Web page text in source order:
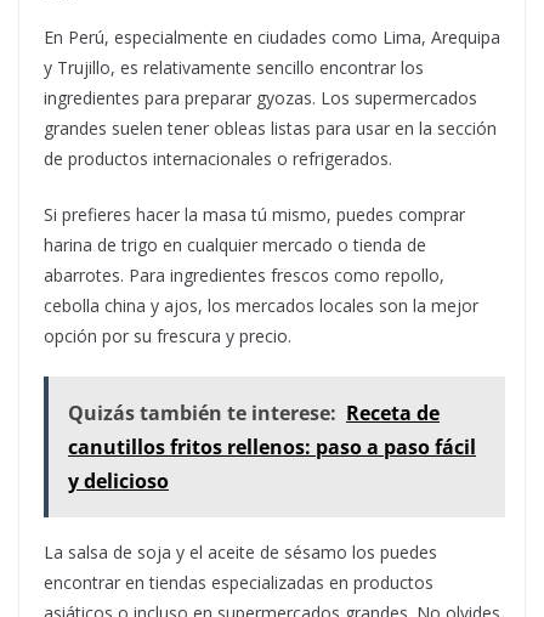
En Perú, especialmente en ciudades como Lima, Arequipa
y Trujillo, es relativamente sencillo encontrar los
ingredientes para preparar gyozas. Los supermercados
grandes suelen tener obleas listas para usar en la sección
de productos internacionales o refrigerados.
Si prefieres hacer la masa tú mismo, puedes comprar
harina de trigo en cualquier mercado o tienda de
abarrotes. Para ingredientes frescos como repollo,
cebolla china y ajos, los mercados locales son la mejor
opción por su frescura y precio.
Quizás también te interese: Receta de
canutillos fritos rellenos: paso a paso fácil
y delicioso
La salsa de soja y el aceite de sésamo los puedes
encontrar en tiendas especializadas en productos